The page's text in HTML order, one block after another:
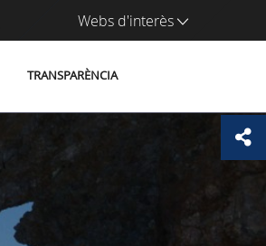
Webs d'interès
TRANSPARÈNCIA